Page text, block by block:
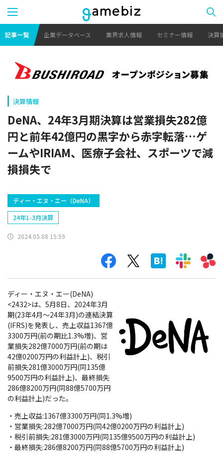
記事一覧 企業データベース 業界求人情報 セミナー情報 決算
決算情報
DeNA、24年3月期決算は営業損失282億
円と前年42億円の黒字から赤字転落…ゲ
ームやIRIAM、医療子会社、スポーツで減
損損失で
ディー・エヌ・エー（DeNA）
24年1-3月決算
2024.05.08 15:59
ディー・エヌ・エー(DeNA)
<2432>は、5月8日、2024年3月
期(23年4月～24年3月)の連結決算
(IFRS)を発表し、売上収益1367億
3300万円(前の期比1.3%増)、営
業損失282億7000万円(前の期は
42億0200万円の利益計上)、税引
前損失281億3000万円(同135億
9500万円の利益計上)、最終損失
286億8200万円(同88億5700万円
の利益計上)だった。
・売上収益:1367億3300万円(同1.3%増)
・営業損失:282億7000万円(同42億0200万円の利益計上)
・税引前損失:281億3000万円(同135億9500万円の利益計上)
・最終損失:286億8200万円(同88億5700万円の利益計上)